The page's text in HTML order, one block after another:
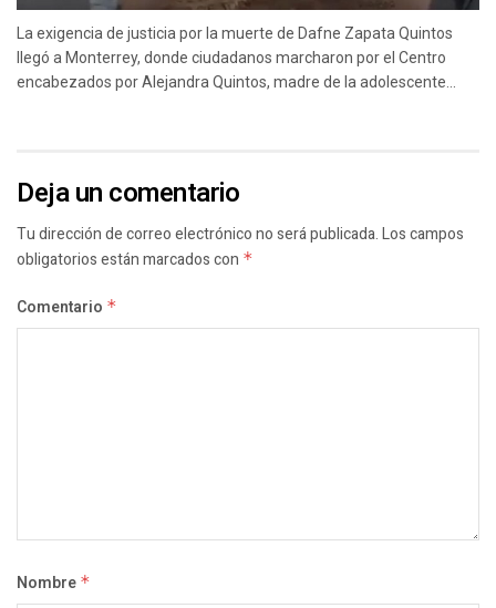
La exigencia de justicia por la muerte de Dafne Zapata Quintos
llegó a Monterrey, donde ciudadanos marcharon por el Centro
encabezados por Alejandra Quintos, madre de la adolescente...
Deja un comentario
Tu dirección de correo electrónico no será publicada.Los campos
obligatorios están marcados con *
Comentario *
Nombre *